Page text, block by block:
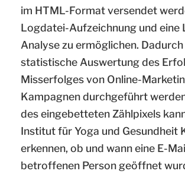
im HTML-Format versendet
Logdatei-Aufzeichnung und eine
Analyse zu ermöglichen.
statistische Auswertung des
Misserfolges von Online-
Kampagnen durchgeführt
des eingebetteten Zählpixels
Institut für Yoga und Gesundheit
erkennen, ob und wann eine E-
betroffenen Person geöffnet